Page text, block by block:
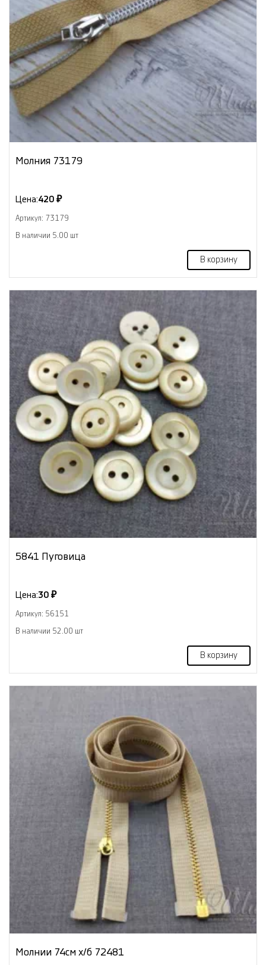
Молния 73179
Цена:420 ₽
Артикул: 73179
В наличии 5.00 шт
В корзину
5841 Пуговица
Цена:30 ₽
Артикул: 56151
В наличии 52.00 шт
В корзину
Молнии 74см х/б 72481